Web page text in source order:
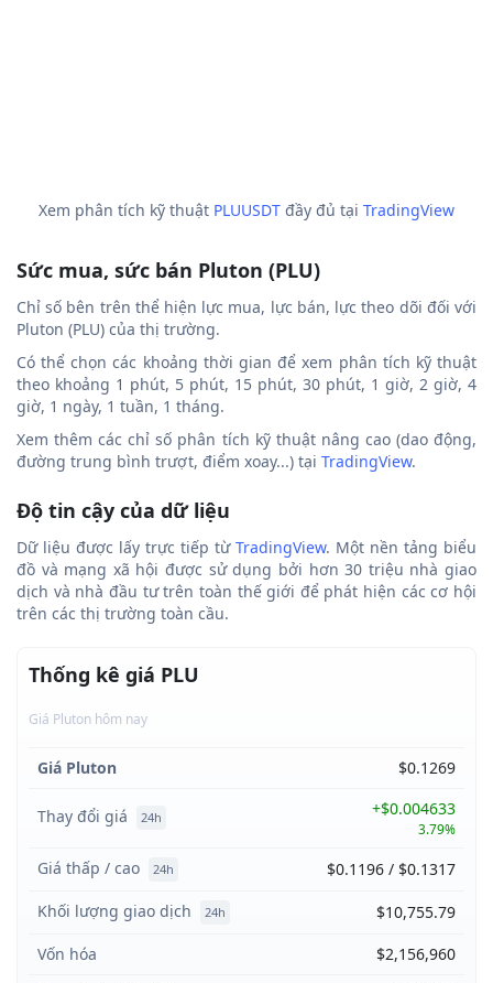
Xem phân tích kỹ thuật PLUUSDT đầy đủ tại TradingView
Sức mua, sức bán Pluton (PLU)
Chỉ số bên trên thể hiện lực mua, lực bán, lực theo dõi đối với
Pluton (PLU) của thị trường.
Có thể chọn các khoảng thời gian để xem phân tích kỹ thuật
theo khoảng 1 phút, 5 phút, 15 phút, 30 phút, 1 giờ, 2 giờ, 4
giờ, 1 ngày, 1 tuần, 1 tháng.
Xem thêm các chỉ số phân tích kỹ thuật nâng cao (dao động,
đường trung bình trượt, điểm xoay...) tại TradingView.
Độ tin cậy của dữ liệu
Dữ liệu được lấy trực tiếp từ TradingView. Một nền tảng biểu
đồ và mạng xã hội được sử dụng bởi hơn 30 triệu nhà giao
dịch và nhà đầu tư trên toàn thế giới để phát hiện các cơ hội
trên các thị trường toàn cầu.
Thống kê giá PLU
Giá Pluton hôm nay
Giá Pluton $0.1269
Thay đổi giá 24h +$0.004633
3.79%
Giá thấp / cao 24h
$0.1196 / $0.1317
Khối lượng giao dịch
24h
$10,755.79
Vốn hóa
$2,156,960